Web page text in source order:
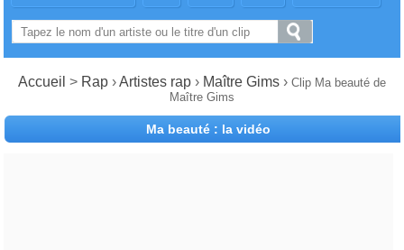
Accueil > Rap ›Artistes rap › Maître Gims › Clip Ma beauté de
Maître Gims
Ma beauté : la vidéo